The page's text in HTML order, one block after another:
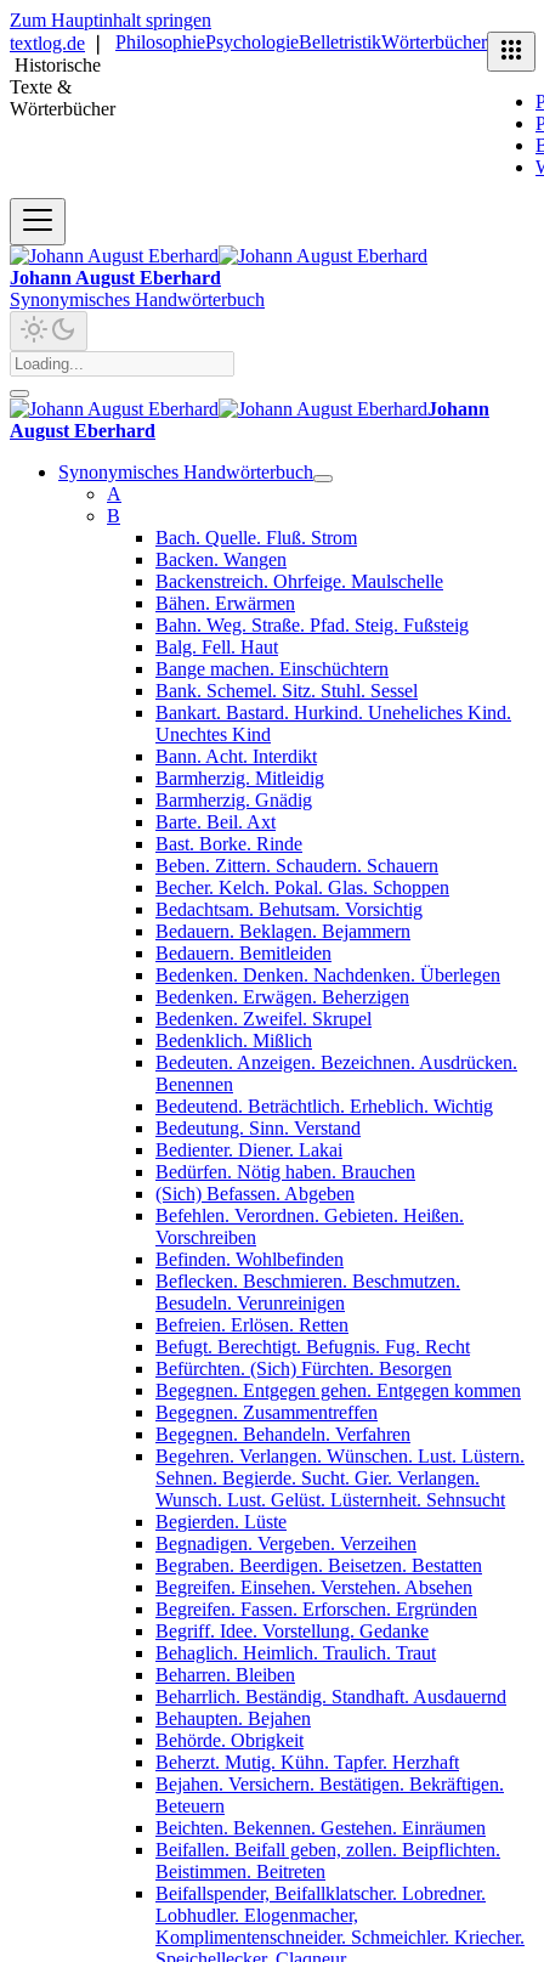
Zum Hauptinhalt springen
textlog.de
Historische
Texte &
Wörterbücher
PhilosophiePsychologieBelletristikWörterbücher
Johann August Eberhard
Synonymisches Handwörterbuch
Johann
August Eberhard
Synonymisches Handwörterbuch
A
B
Bach. Quelle. Fluß. Strom
Backen. Wangen
Backenstreich. Ohrfeige. Maulschelle
Bähen. Erwärmen
Bahn. Weg. Straße. Pfad. Steig. Fußsteig
Balg. Fell. Haut
Bange machen. Einschüchtern
Bank. Schemel. Sitz. Stuhl. Sessel
Bankart. Bastard. Hurkind. Uneheliches Kind.
Unechtes Kind
Bann. Acht. Interdikt
Barmherzig. Mitleidig
Barmherzig. Gnädig
Barte. Beil. Axt
Bast. Borke. Rinde
Beben. Zittern. Schaudern. Schauern
Becher. Kelch. Pokal. Glas. Schoppen
Bedachtsam. Behutsam. Vorsichtig
Bedauern. Beklagen. Bejammern
Bedauern. Bemitleiden
Bedenken. Denken. Nachdenken. Überlegen
Bedenken. Erwägen. Beherzigen
Bedenken. Zweifel. Skrupel
Bedenklich. Mißlich
Bedeuten. Anzeigen. Bezeichnen. Ausdrücken.
Benennen
Bedeutend. Beträchtlich. Erheblich. Wichtig
Bedeutung. Sinn. Verstand
Bedienter. Diener. Lakai
Bedürfen. Nötig haben. Brauchen
(Sich) Befassen. Abgeben
Befehlen. Verordnen. Gebieten. Heißen.
Vorschreiben
Befinden. Wohlbefinden
Beflecken. Beschmieren. Beschmutzen.
Besudeln. Verunreinigen
Befreien. Erlösen. Retten
Befugt. Berechtigt. Befugnis. Fug. Recht
Befürchten. (Sich) Fürchten. Besorgen
Begegnen. Entgegen gehen. Entgegen kommen
Begegnen. Zusammentreffen
Begegnen. Behandeln. Verfahren
Begehren. Verlangen. Wünschen. Lust. Lüstern.
Sehnen. Begierde. Sucht. Gier. Verlangen.
Wunsch. Lust. Gelüst. Lüsternheit. Sehnsucht
Begierden. Lüste
Begnadigen. Vergeben. Verzeihen
Begraben. Beerdigen. Beisetzen. Bestatten
Begreifen. Einsehen. Verstehen. Absehen
Begreifen. Fassen. Erforschen. Ergründen
Begriff. Idee. Vorstellung. Gedanke
Behaglich. Heimlich. Traulich. Traut
Beharren. Bleiben
Beharrlich. Beständig. Standhaft. Ausdauernd
Behaupten. Bejahen
Behörde. Obrigkeit
Beherzt. Mutig. Kühn. Tapfer. Herzhaft
Bejahen. Versichern. Bestätigen. Bekräftigen.
Beteuern
Beichten. Bekennen. Gestehen. Einräumen
Beifallen. Beifall geben, zollen. Beipflichten.
Beistimmen. Beitreten
Beifallspender, Beifallklatscher. Lobredner.
Lobhudler. Elogenmacher,
Komplimentenschneider. Schmeichler. Kriecher.